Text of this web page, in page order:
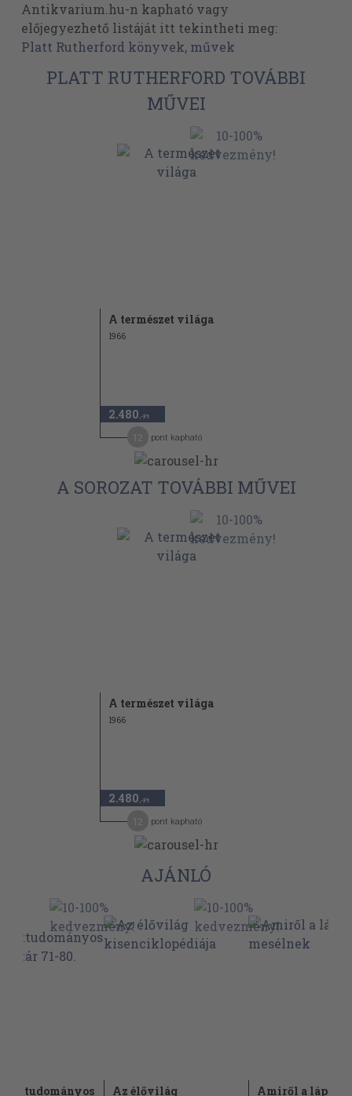
Antikvarium.hu-n kapható vagy
előjegyezhető listáját itt tekintheti meg:
Platt Rutherford könyvek, művek
PLATT RUTHERFORD TOVÁBBI
MŰVEI
A természet világa
1966
2.480 ,-Ft
pont kapható
A SOROZAT TOVÁBBI MŰVEI
A természet világa
1966
2.480 ,-Ft
pont kapható
AJÁNLÓ
Az élővilág
Amiről a lápok